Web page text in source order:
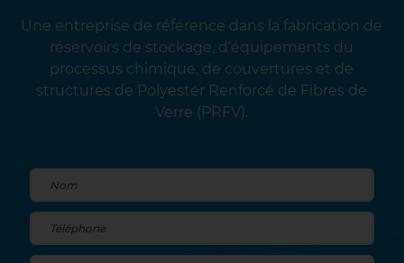
Une entreprise de référence dans la fabrication de
réservoirs de stockage, d’équipements du
processus chimique, de couvertures et de
structures de Polyester Renforcé de Fibres de
Verre (PRFV).